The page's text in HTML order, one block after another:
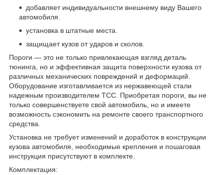
добавляет индивидуальности внешнему виду Вашего
автомобиля.
установка в штатные места.
защищает кузов от ударов и сколов.
Пороги — это не только привлекающая взгляд деталь
тюнинга, но и эффективная защита поверхности кузова от
различных механических повреждений и деформаций.
Оборудование изготавливается из нержавеющей стали
надежным производителем ТСС. Приобретая пороги, вы не
только совершенствуете свой автомобиль, но и имеете
возможность сэкономить на ремонте своего транспортного
средства.
Установка не требует изменений и доработок в конструкции
кузова автомобиля, необходимые крепления и пошаговая
инструкция присутствуют в комплекте.
Комплектация: